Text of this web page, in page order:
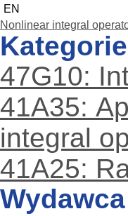
EN
Nonlinear integral
47G10:
41A35:
integral
41A25:
Wydawca